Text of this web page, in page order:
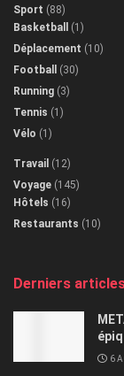
Sport (88)
Basketball
(1)
Déplacement (10)
Football
(30)
Running (3)
Tennis (1)
Vélo (1)
Travail (12)
Voyage (145)
Hôtels (16)
Restaurants (10)
Derniers
6